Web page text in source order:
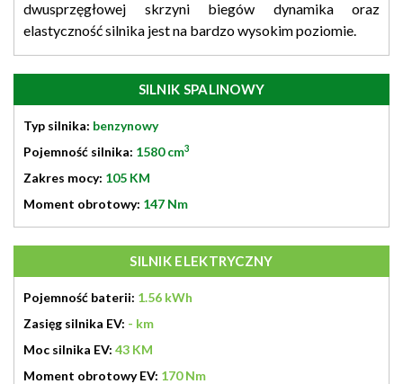
dwusprzęgłowej skrzyni biegów dynamika oraz
elastyczność silnika jest na bardzo wysokim poziomie.
SILNIK SPALINOWY
Typ silnika: benzynowy
Pojemność silnika: 1580 cm3
Zakres mocy: 105 KM
Moment obrotowy: 147 Nm
SILNIK ELEKTRYCZNY
Pojemność baterii: 1.56 kWh
Zasięg silnika EV: - km
Moc silnika EV: 43 KM
Moment obrotowy EV: 170 Nm